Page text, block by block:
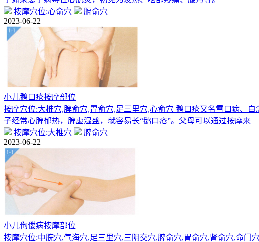
按摩穴位:心俞穴
膈俞穴
2023-06-22
小儿鹅口疮按摩部位
按摩穴位:大椎穴,脾俞穴,胃俞穴,足三里穴,心俞穴 鹅口疮又名雪口病、
子经常心脾郁热，脾虚湿盛，就容易长“鹅口疮”。父母可以通过按摩来
按摩穴位:大椎穴
脾俞穴
2023-06-22
小儿佝偻病按摩部位
按摩穴位:中脘穴,气海穴,足三里穴,三阴交穴,脾俞穴,胃俞穴,肾俞穴,命